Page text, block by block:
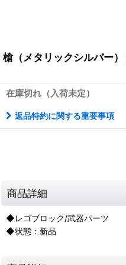
槍（メタリックシルバー）
在庫切れ（入荷未定）
返品特約に関する重要事項
商品詳細
◆レゴブロック/武器パーツ
◆状態：新品